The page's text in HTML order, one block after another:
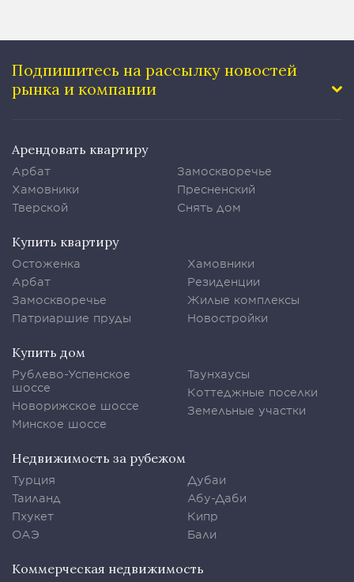
Подпишитесь на рассылку новостей
рынка и компании
Арендовать квартиру
Арбат
Хамовники
Тверской
Замоскворечье
Пресненский
Снять дом
Купить квартиру
Остоженка
Арбат
Замоскворечье
Патриаршие пруды
Хамовники
Резиденции
Жилые комплексы
Новостройки
Купить дом
Рублево-Успенское
шоссе
Новорижское шоссе
Минское шоссе
Таунхаусы
Коттеджные поселки
Земельные участки
Недвижимость за рубежом
Турция
Таиланд
Пхукет
ОАЭ
Дубаи
Абу-Даби
Кипр
Бали
Коммерческая недвижимость